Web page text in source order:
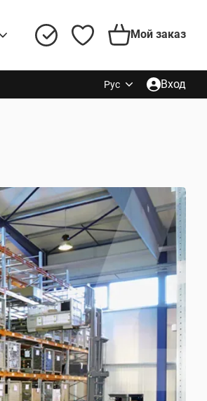
Мой заказ
Рус Вход